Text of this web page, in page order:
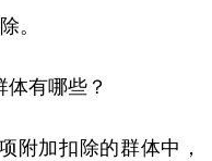
湖北
海南 重庆
。
有哪些？
加扣除的群体中，